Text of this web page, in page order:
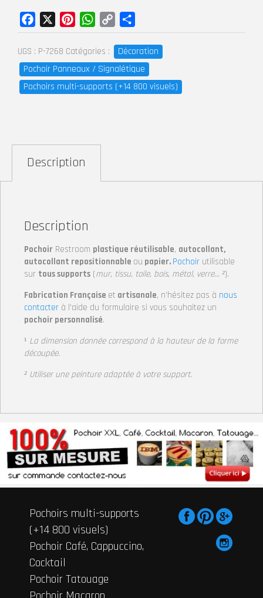
UGS : P-7268 Catégories :
Décoration
Pochoir Panneaux / Signalétique
Pochoirs multi-supports (+14 800 visuels)
Facebook PinterestWhatsApp
Copy
Link
Description
Description
Pochoir Restroom plastique réutilisable, autocollant,
autocollant repositionnable ou papier. Pochoir utilisable
sur tous supports (mur, tissu, toile, bois, métal, verre… ²).
Fabrication Française et artisanale, n’hésitez pas à nous
contacter à l’aide du formulaire si vous souhaitez un
pochoir personnalisé.
¹ La dimension donnée correspond à la hauteur de la forme
découpée.
² Utiliser une peinture adaptée à votre support.
Pochoirs multi-supports
(+14 800 visuels)
Pochoir Café, Cappuccino,
Cocktail
Pochoir Tatouage